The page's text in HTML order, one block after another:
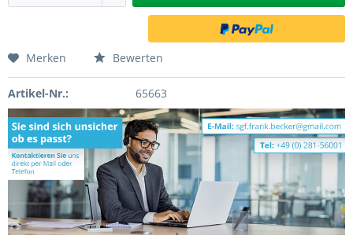
Merken Bewerten
Artikel-Nr.: 65663